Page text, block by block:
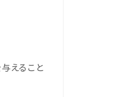
えること